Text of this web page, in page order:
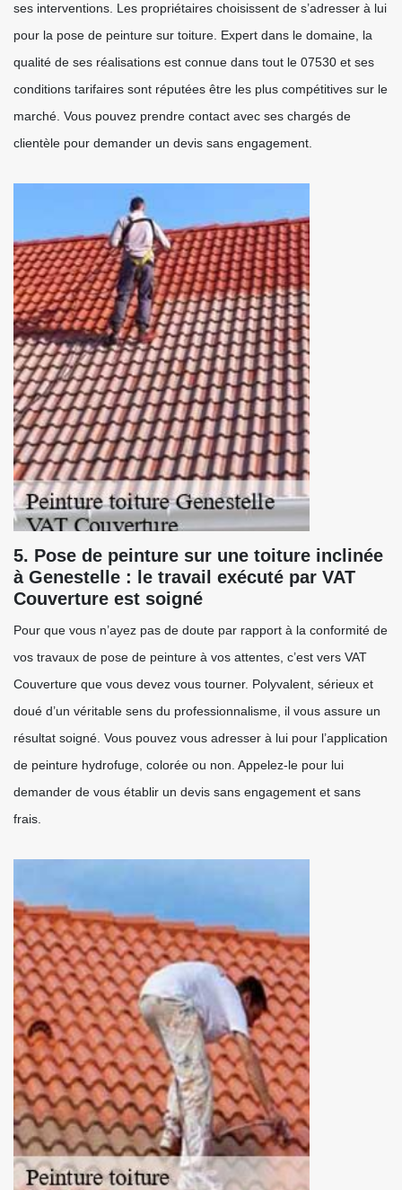
ses interventions. Les propriétaires choisissent de s’adresser à lui
pour la pose de peinture sur toiture. Expert dans le domaine, la
qualité de ses réalisations est connue dans tout le 07530 et ses
conditions tarifaires sont réputées être les plus compétitives sur le
marché. Vous pouvez prendre contact avec ses chargés de
clientèle pour demander un devis sans engagement.
5. Pose de peinture sur une toiture inclinée
à Genestelle : le travail exécuté par VAT
Couverture est soigné
Pour que vous n’ayez pas de doute par rapport à la conformité de
vos travaux de pose de peinture à vos attentes, c’est vers VAT
Couverture que vous devez vous tourner. Polyvalent, sérieux et
doué d’un véritable sens du professionnalisme, il vous assure un
résultat soigné. Vous pouvez vous adresser à lui pour l’application
de peinture hydrofuge, colorée ou non. Appelez-le pour lui
demander de vous établir un devis sans engagement et sans
frais.